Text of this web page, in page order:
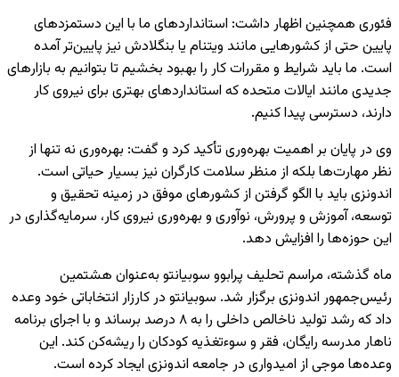
فئوری همچنین اظهار داشت: استانداردهای ما با این دستمزدهای
پایین حتی از کشورهایی مانند ویتنام یا بنگلادش نیز پایین‌تر آمده
است. ما باید شرایط و مقررات کار را بهبود بخشیم تا بتوانیم به بازارهای
جدیدی مانند ایالات متحده که استانداردهای بهتری برای نیروی کار
دارند، دسترسی پیدا کنیم.
وی در پایان بر اهمیت بهره‌وری تأکید کرد و گفت: بهره‌وری نه تنها از
نظر مهارت‌ها بلکه از منظر سلامت کارگران نیز بسیار حیاتی است.
اندونزی باید با الگو گرفتن از کشورهای موفق در زمینه تحقیق و
توسعه، آموزش و پرورش، نوآوری و بهره‌وری نیروی کار، سرمایه‌گذاری در
این حوزه‌ها را افزایش دهد.
ماه گذشته، مراسم تحلیف پرابوو سوبیانتو به‌عنوان هشتمین
رئیس‌جمهور اندونزی برگزار شد. سوبیانتو در کارزار انتخاباتی خود وعده
داد که رشد تولید ناخالص داخلی را به ۸ درصد برساند و با اجرای برنامه
ناهار مدرسه رایگان، فقر و سوءتغذیه کودکان را ریشه‌کن کند. این
وعده‌ها موجی از امیدواری در جامعه اندونزی ایجاد کرده است.